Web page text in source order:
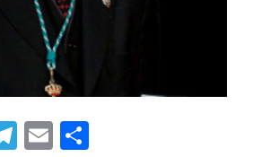
Telegram
Email